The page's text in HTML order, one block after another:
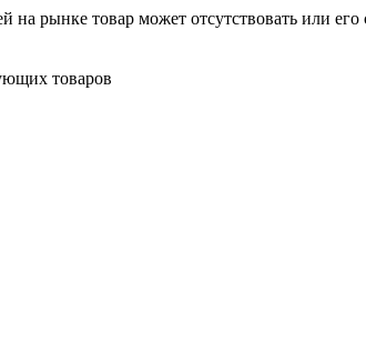
на рынке товар может отсутствовать или
товаров